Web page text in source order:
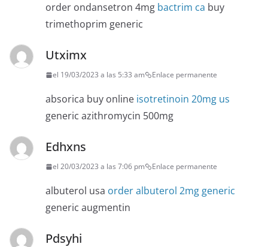
order ondansetron 4mg bactrim ca buy
trimethoprim generic
Utximx
el 19/03/2023 a las 5:33 am Enlace permanente
absorica buy online isotretinoin 20mg us
generic azithromycin 500mg
Edhxns
el 20/03/2023 a las 7:06 pm Enlace permanente
albuterol usa order albuterol 2mg generic
generic augmentin
Pdsyhi